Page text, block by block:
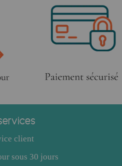
client
sous 30 jours